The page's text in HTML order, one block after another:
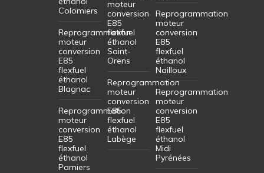
Colomiers
Reprogrammation
moteur
conversion
E85
flexfuel
éthanol
Blagnac
Reprogrammation
moteur
conversion
E85
flexfuel
éthanol
Pamiers
moteur
conversion
E85
flexfuel
éthanol
Saint-
Orens
Reprogrammation
moteur
conversion
E85
flexfuel
éthanol
Labège
Reprogrammation
moteur
conversion
E85
flexfuel
éthanol
Nailloux
Reprogrammation
moteur
conversion
E85
flexfuel
éthanol
Midi
Pyrénées